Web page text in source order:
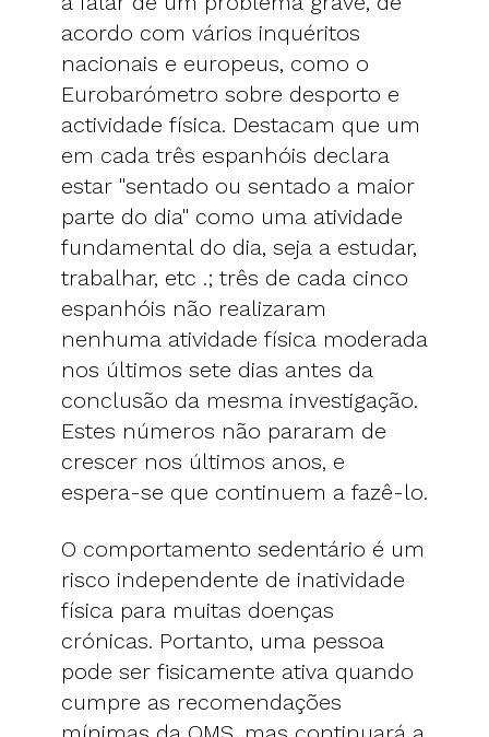
acordo com vários inquéritos
nacionais e europeus, como o
Eurobarómetro sobre desporto e
actividade física. Destacam que um
em cada três espanhóis declara
estar "sentado ou sentado a maior
parte do dia" como uma atividade
fundamental do dia, seja a estudar,
trabalhar, etc .; três de cada cinco
espanhóis não realizaram
nenhuma atividade física moderada
nos últimos sete dias antes da
conclusão da mesma investigação.
Estes números não pararam de
crescer nos últimos anos, e
espera-se que continuem a fazê-lo.
O comportamento sedentário é um
risco independente de inatividade
física para muitas doenças
crónicas. Portanto, uma pessoa
pode ser fisicamente ativa quando
cumpre as recomendações